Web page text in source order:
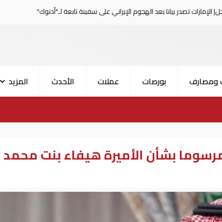
بعد الهجوم الإيراني على سفينة تابعة لـ"أدنوك"
ومصارف بورصات عملات الأحدث
المزيد
بشأن الأميرة هيفاء بنت محمد